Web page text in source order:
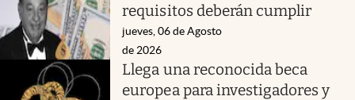
requisitos deberán cumplir
jueves, 06 de Agosto
de 2026
Llega una reconocida beca
europea para investigadores y